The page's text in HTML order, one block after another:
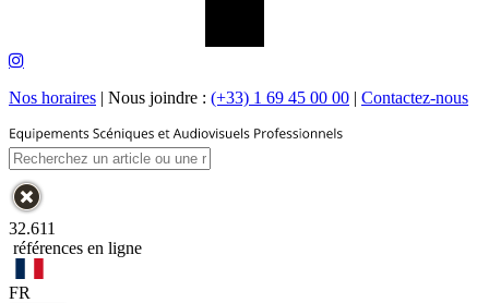
Nos horaires | Nous joindre : (+33) 1 69 45 00 00 | Contactez-nous
32.611
références en ligne
FR